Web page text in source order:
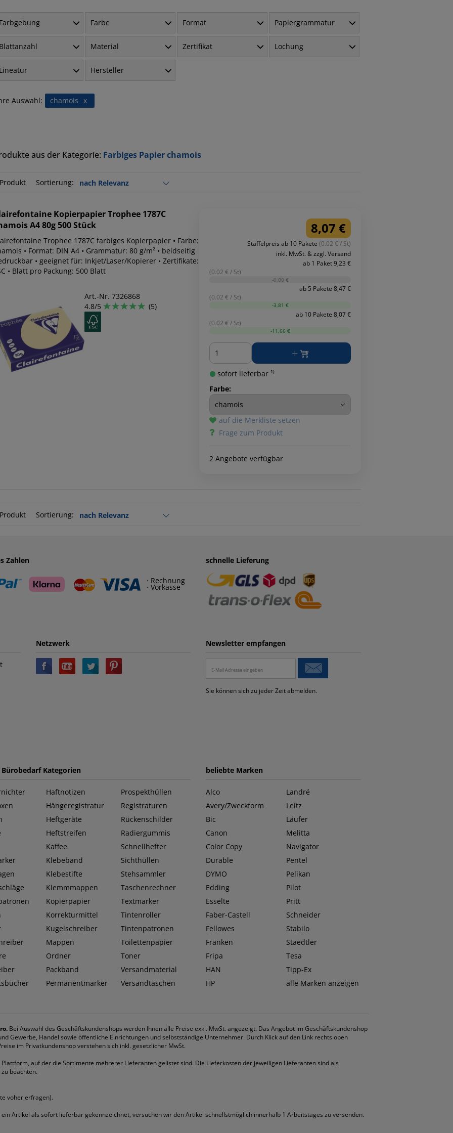
Farbgebung Farbe Format Papiergrammatur
Blattanzahl Material Zertifikat Lochung
Lineatur Hersteller
Auswahl: x
chamois
aus der Kategorie: Farbiges Papier chamois
Sortierung:
Kopierpapier Trophee 1787C
A4 80g 500 Stück
Trophee 1787C farbiges Kopierpapier • Farbe:
• Format: DIN A4 • Grammatur: 80 g/m² • beidseitig
• geeignet für: Inkjet/Laser/Kopierer • Zertifikate:
• Blatt pro Packung: 500 Blatt
Art.-Nr. 7326868
4.8/5
(5)
8,07 €
Staffelpreis ab 10 Pakete (0.02 € / St)
inkl. MwSt. & zzgl. Versand
ab 1 Paket 9,23 €
(0.02 € / St)
-0,00 €
ab 5 Pakete 8,47 €
(0.02 € / St)
-3,81 €
ab 10 Pakete 8,07 €
(0.02 € / St)
-11,66 €
Menge
sofort lieferbar ¹⁾
Farbe:
auf die Merkliste setzen
Frage zum Produkt
2 Angebote verfügbar
Sortierung:
Zahlen
· Rechnung
· Vorkasse
schnelle Lieferung
Netzwerk Newsletter empfangen
Sie können sich zu jeder Zeit abmelden.
Kategorien
Haftnotizen
Hängeregistratur
Heftgeräte
Heftstreifen
Kaffee
Klebeband
Klebestifte
Klemmmappen
Kopierpapier
Korrekturmittel
Kugelschreiber
Mappen
Ordner
Packband
Permanentmarker
Prospekthüllen
Registraturen
Rückenschilder
Radiergummis
Schnellhefter
Sichthüllen
Stehsammler
Taschenrechner
Textmarker
Tintenroller
Tintenpatronen
Toilettenpapier
Toner
Versandmaterial
Versandtaschen
beliebte Marken
Alco
Avery/Zweckform
Bic
Canon
Color Copy
Durable
DYMO
Edding
Esselte
Faber-Castell
Fellowes
Franken
Fripa
HAN
HP
Landré
Leitz
Läufer
Melitta
Navigator
Pentel
Pelikan
Pilot
Pritt
Schneider
Stabilo
Staedtler
Tesa
Tipp-Ex
alle Marken anzeigen
Bei Auswahl des Geschäftskundenshops werden Ihnen alle Preise exkl. MwSt. angezeigt. Das Angebot im Geschäftskundenshop
Gewerbe, Handel sowie öffentliche Einrichtungen und selbstständige Unternehmer. Durch Klick auf den Link rechts oben
im Privatkundenshop verstehen sich inkl. gesetzlicher MwSt.
auf der die Sortimente mehrerer Lieferanten gelistet sind. Die Lieferkosten der jeweiligen Lieferanten sind als
beachten.
voher erfragen).
Artikel als sofort lieferbar gekennzeichnet, versuchen wir den Artikel schnellstmöglich innerhalb 1 Arbeitstages zu versenden.